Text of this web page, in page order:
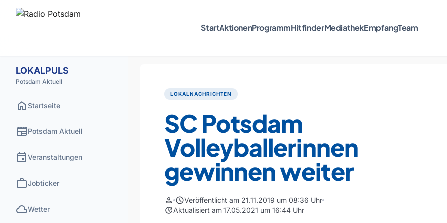
StartAktionenProgrammHitfinderMediathekEmpfangTeam
LOKALPULS
Potsdam Aktuell
home Startseite
newspaperPotsdam Aktuell
eventVeranstaltungen
workJobticker
cloudWetter
LOKALNACHRICHTEN
SC Potsdam
Volleyballerinnen
gewinnen weiter
person scheduleVeröffentlicht am 21.11.2019 um 08:36 Uhr
updateAktualisiert am 17.05.2021 um 16:44 Uhr